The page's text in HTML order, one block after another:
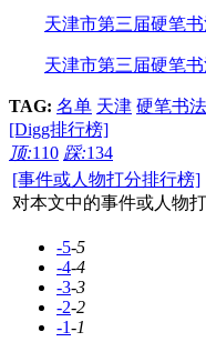
天津市第三届硬笔
天津市第三届硬笔
TAG: 名单 天津 硬笔书法
[Digg排行榜]
顶:110 踩:134
[事件或人物打分排行榜]
对本文中的事件或人物
-5-5
-4-4
-3-3
-2-2
-1-1